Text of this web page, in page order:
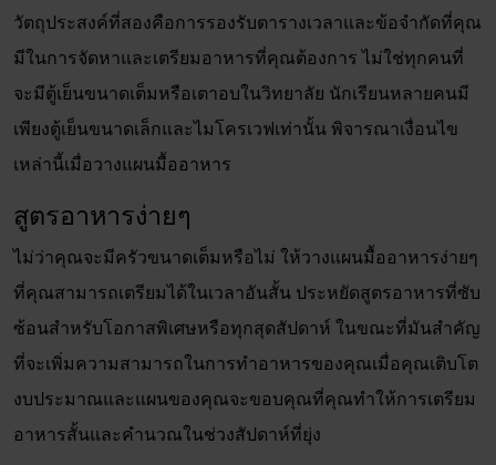
วัตถุประสงค์ที่สองคือการรองรับตารางเวลาและข้อจำกัดที่คุณ
มีในการจัดหาและเตรียมอาหารที่คุณต้องการ ไม่ใช่ทุกคนที่
จะมีตู้เย็นขนาดเต็มหรือเตาอบในวิทยาลัย นักเรียนหลายคนมี
เพียงตู้เย็นขนาดเล็กและไมโครเวฟเท่านั้น พิจารณาเงื่อนไข
เหล่านี้เมื่อวางแผนมื้ออาหาร
สูตรอาหารง่ายๆ
ไม่ว่าคุณจะมีครัวขนาดเต็มหรือไม่ ให้วางแผนมื้ออาหารง่ายๆ
ที่คุณสามารถเตรียมได้ในเวลาอันสั้น ประหยัดสูตรอาหารที่ซับ
ซ้อนสำหรับโอกาสพิเศษหรือทุกสุดสัปดาห์ ในขณะที่มันสำคัญ
ที่จะเพิ่มความสามารถในการทำอาหารของคุณเมื่อคุณเติบโต
งบประมาณและแผนของคุณจะขอบคุณที่คุณทำให้การเตรียม
อาหารสั้นและคำนวณในช่วงสัปดาห์ที่ยุ่ง